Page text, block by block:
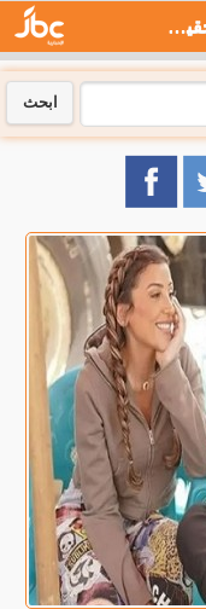
دينا الشربيني تكشف حقيقة ارتباطها بالفنان تامر حسني - جي بي سي نيوز
ابحث